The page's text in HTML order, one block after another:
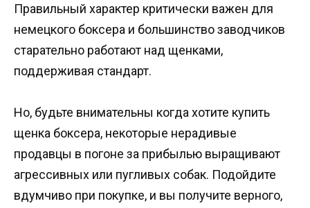
Правильный характер критически важен для
немецкого боксера и большинство заводчиков
старательно работают над щенками,
поддерживая стандарт.
Но, будьте внимательны когда хотите купить
щенка боксера, некоторые нерадивые
продавцы в погоне за прибылью выращивают
агрессивных или пугливых собак. Подойдите
вдумчиво при покупке, и вы получите верного,